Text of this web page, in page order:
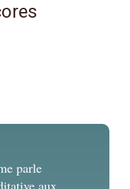
parle
aux